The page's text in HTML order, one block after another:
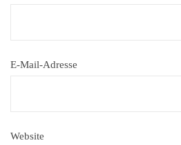
E-Mail-Adresse
Website